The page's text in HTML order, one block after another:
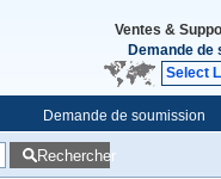
Ventes &
Demande de
Select
Demande de soumission
Rechercher